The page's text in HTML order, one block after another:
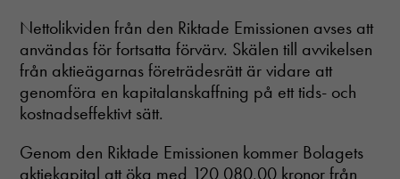
Nettolikviden från den Riktade Emissionen avses att
användas för fortsatta förvärv. Skälen till avvikelsen
från aktieägarnas företrädesrätt är vidare att
genomföra en kapitalanskaffning på ett tids- och
kostnadseffektivt sätt.
Genom den Riktade Emissionen kommer Bolagets
aktiekapital att öka med 120 080,00 kronor från